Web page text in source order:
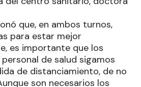
que, en ambos turnos,
para estar mejor
es importante que los
de salud sigamos
de distanciamiento, de no
son necesarios los